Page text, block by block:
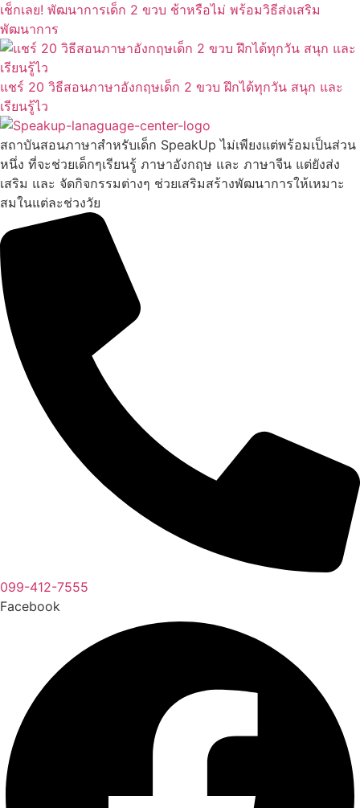
เช็กเลย! พัฒนาการเด็ก 2 ขวบ ช้าหรือไม่ พร้อมวิธีส่งเสริม
พัฒนาการ
แชร์ 20 วิธีสอนภาษาอังกฤษเด็ก 2 ขวบ ฝึกได้ทุกวัน สนุก และ
เรียนรู้ไว
สถาบันสอนภาษาสำหรับเด็ก SpeakUp ไม่เพียงแต่พร้อมเป็นส่วน
หนึ่ง ที่จะช่วยเด็กๆเรียนรู้ ภาษาอังกฤษ และ ภาษาจีน แต่ยังส่ง
เสริม และ จัดกิจกรรมต่างๆ ช่วยเสริมสร้างพัฒนาการให้เหมาะ
สมในแต่ละช่วงวัย
099-412-7555
Facebook